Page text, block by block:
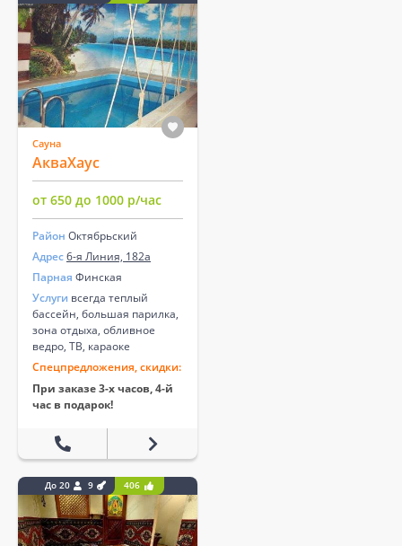
Сауна
АкваХаус
от 650 до 1000 р/час
Район Октябрьский
Адрес6-я Линия, 182а
Парная Финская
Услуги всегда теплый
бассейн, большая парилка,
зона отдыха, обливное
ведро, ТВ, караоке
Спецпредложения, скидки:
При заказе 3-х часов, 4-й
час в подарок!
До 20 9 406